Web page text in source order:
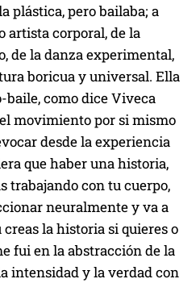
plástica, pero bailaba; a
artista corporal, de la
de la danza experimental,
boricua y universal. Ella
baile, como dice Viveca
movimiento por si mismo
desde la experiencia
que haber una historia,
trabajando con tu cuerpo,
neuralmente y va a
la historia si quieres o
fui en la abstracción de la
intensidad y la verdad con